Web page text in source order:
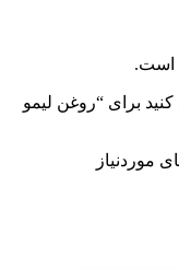
است.
برای “روغن لیمو
موردنیاز